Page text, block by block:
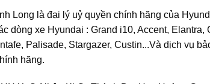
Long là đại lý uỷ quyền chính hãng của
dòng xe Hyundai : Grand i10, Accent, Elantra,
Palisade, Stargazer, Custin...Và dịch vụ
hãng.